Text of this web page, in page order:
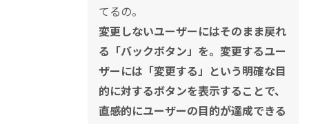
てるの。
変更しないユーザーにはそのまま戻れ
る「バックボタン」を。変更するユー
ザーには「変更する」という明確な目
的に対するボタンを表示することで、
直感的にユーザーの目的が達成できる